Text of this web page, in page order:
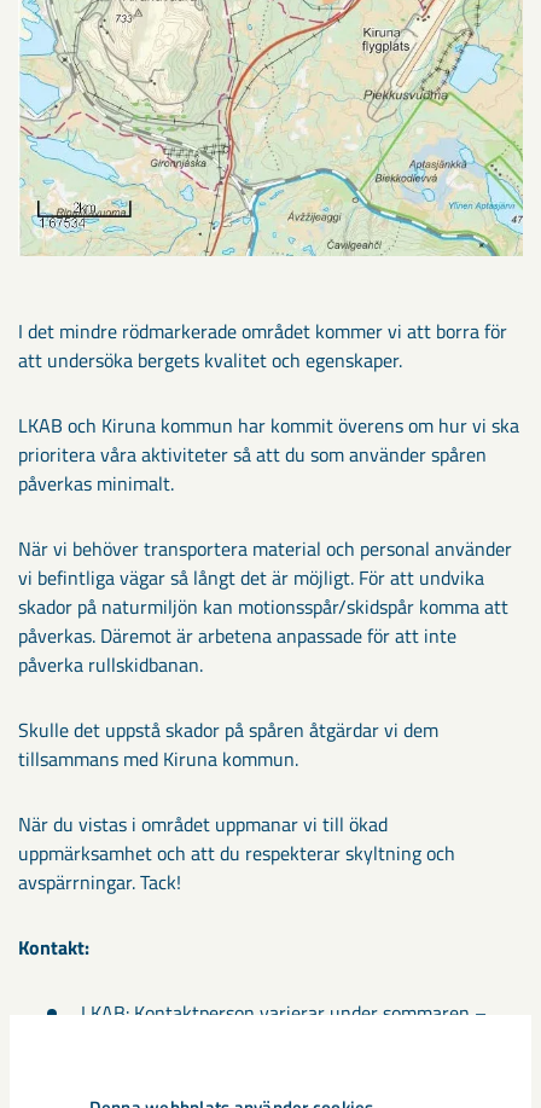
I det mindre rödmarkerade området kommer vi att borra för
att undersöka bergets kvalitet och egenskaper.
LKAB och Kiruna kommun har kommit överens om hur vi ska
prioritera våra aktiviteter så att du som använder spåren
påverkas minimalt.
När vi behöver transportera material och personal använder
vi befintliga vägar så långt det är möjligt. För att undvika
skador på naturmiljön kan motionsspår/skidspår komma att
påverkas. Däremot är arbetena anpassade för att inte
påverka rullskidbanan.
Skulle det uppstå skador på spåren åtgärdar vi dem
tillsammans med Kiruna kommun.
När du vistas i området uppmanar vi till ökad
uppmärksamhet och att du respekterar skyltning och
avspärrningar. Tack!
Kontakt:
LKAB: Kontaktperson varierar under sommaren –
Kiruna kommun: Jenny Strandgård 0980-707 08